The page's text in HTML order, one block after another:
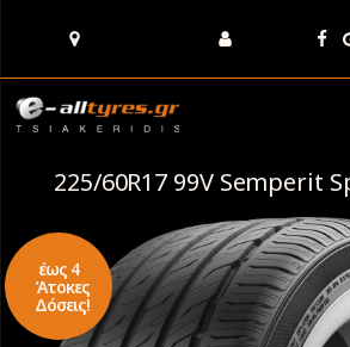
225/60R17 99V Semperit
έως 4
Άτοκες
Δόσεις!